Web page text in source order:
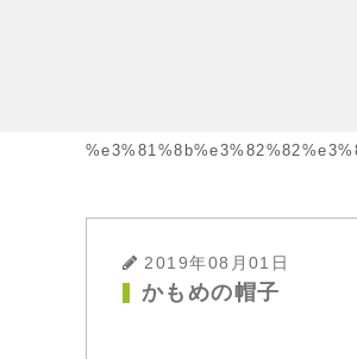
2019年08月01日
かもめの帽子